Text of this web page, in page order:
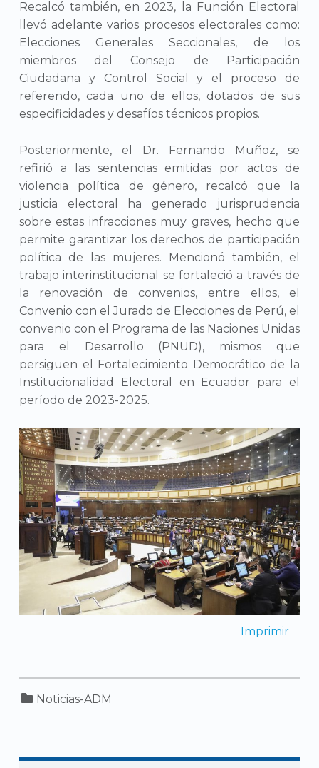
Recalcó también, en 2023, la Función Electoral
llevó adelante varios procesos electorales como:
Elecciones Generales Seccionales, de los
miembros del Consejo de Participación
Ciudadana y Control Social y el proceso de
referendo, cada uno de ellos, dotados de sus
especificidades y desafíos técnicos propios.
Posteriormente, el Dr. Fernando Muñoz, se
refirió a las sentencias emitidas por actos de
violencia política de género, recalcó que la
justicia electoral ha generado jurisprudencia
sobre estas infracciones muy graves, hecho que
permite garantizar los derechos de participación
política de las mujeres. Mencionó también, el
trabajo interinstitucional se fortaleció a través de
la renovación de convenios, entre ellos, el
Convenio con el Jurado de Elecciones de Perú, el
convenio con el Programa de las Naciones Unidas
para el Desarrollo (PNUD), mismos que
persiguen el Fortalecimiento Democrático de la
Institucionalidad Electoral en Ecuador para el
período de 2023-2025.
Imprimir
Categorized in:
Noticias-ADM